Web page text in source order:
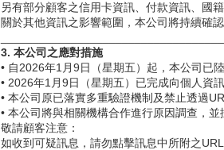
另有部分顧客之信用卡資訊、付款資訊、國
關於其他資訊之影響範圍，本公司將持續確
3. 本公司之應對措施
• 自2026年1月9日（星期五）起，本公司已
• 2026年1月9日（星期五）已完成向個人資
• 本公司原已落實多重驗證機制及禁止透過
• 本公司將與相關機構合作進行原因調查，
敬請顧客注意：
如收到可疑訊息，請勿點擊訊息中所附之